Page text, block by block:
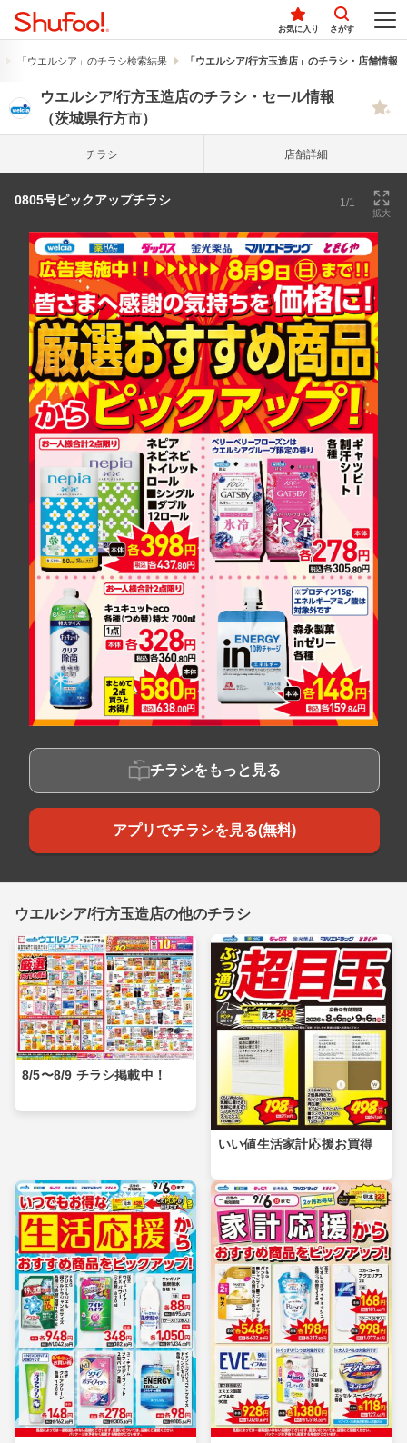
お気に入り さがす
「ウエルシア」のチラシ検索結果 「ウエルシア/行方玉造店」のチラシ・店舗情報
ウエルシア/行方玉造店のチラシ・セール情報
（茨城県行方市）
チラシ 店舗詳細
0805号ピックアップチラシ 1/1
拡大
チラシをもっと見る
アプリでチラシを見る(無料)
ウエルシア/行方玉造店の他のチラシ
8/5〜8/9 チラシ掲載中！
いい値生活家計応援お買得